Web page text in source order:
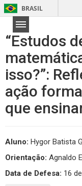
BRASIL
“Estudos
isso?”:
ação
que
Aluno: Hygor Batista
Orientação: Agnaldo
Data de Defesa: 16